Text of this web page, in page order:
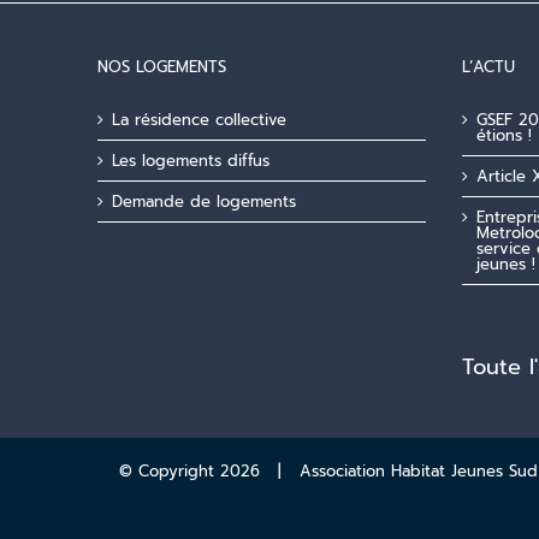
NOS LOGEMENTS
La résidence collective
Les logements diffus
Demande de logements
L’ACTU
GSEF
étions !
Article
service
jeunes !
Toute
© Copyright 2026 | Association Habitat Jeunes Sud